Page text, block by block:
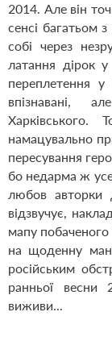
2014. Але він
сенсі багатьом
собі через
латання дірок у
переплетення
впізнавані,
намацувально
пересування
бо недарма ж
любов авторки
відзвучує,
мапу побаченого
на щоденну
російським
ранньої весни
виживи...